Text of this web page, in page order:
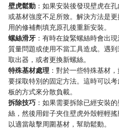
壁虎鬆動 ：如果安裝後發現壁虎在
或基材強度不足所致。解決方法是
用的修補劑填充原孔後重新安裝。
螺絲滑牙 ：有時在旋緊螺絲時會出
質量問題或使用不當工具造成。遇
取出器，或者更換新螺絲。
特殊基材處理 ：對於一些特殊基材
要採取特別的固定方法。這時可以
板的方式來分散負載。
拆除技巧 ：如果需要拆除已經安裝
絲，然後用鉗子夾住壁虎外殼輕輕
以適當敲擊周圍基材，幫助鬆動。